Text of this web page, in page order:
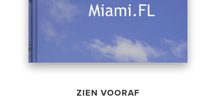
ZIEN VOORAF